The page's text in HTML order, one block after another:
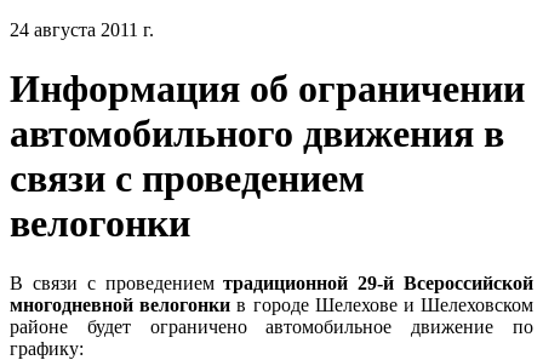
24 августа 2011 г.
Информация об ограничении
автомобильного движения в
связи с проведением
велогонки
В связи с проведениемтрадиционной 29-й Всероссийской
многодневной велогонки в городе Шелехове и Шелеховском
районе будет ограничено автомобильное движение по
графику: